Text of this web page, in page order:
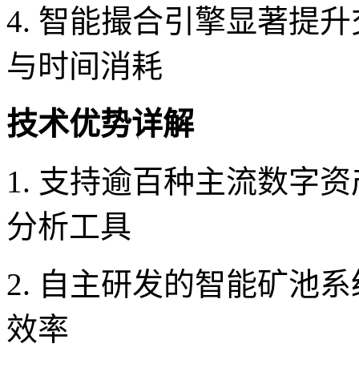
4. 智能撮合引擎显著提
与时间消耗
技术优势详解
1. 支持逾百种主流数字
分析工具
2. 自主研发的智能矿池
效率